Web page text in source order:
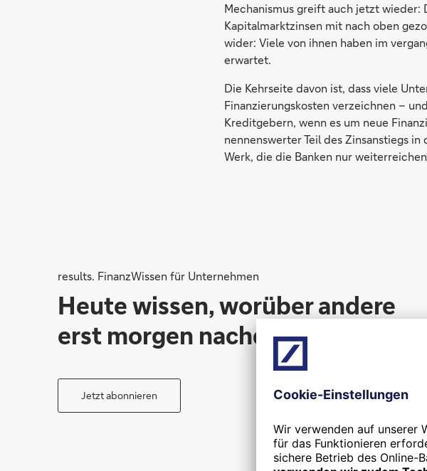
Mechanismus greift auch jetzt
Kapitalmarktzinsen mit nach oben
wider: Viele von ihnen haben im
erwartet.
Die Kehrseite davon ist, dass viele
Finanzierungskosten verzeichnen –
Kreditgebern, wenn es um neue
nennenswerter Teil des Zinsanstiegs
Werk, die die Banken nur
results. FinanzWissen für Unternehmen
Heute wissen, worüber andere
erst morgen nachdenken.
Jetzt abonnieren